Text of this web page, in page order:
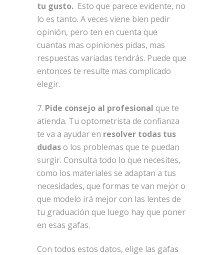
tu gusto. Esto que parece evidente, no
lo es tanto. A veces viene bien pedir
opinión, pero ten en cuenta que
cuantas mas opiniones pidas, mas
respuestas variadas tendrás. Puede que
entonces te resulte mas complicado
elegir.
7. Pide consejo al profesional que te
atienda. Tu optometrista de confianza
te va a ayudar en resolver todas tus
dudaso los problemas que te puedan
surgir. Consulta todo lo que necesites,
como los materiales se adaptan a tus
necesidades, que formas te van mejor o
que modelo irá mejor con las lentes de
tu graduación que luego hay que poner
en esas gafas.
Con todos estos datos, elige las gafas